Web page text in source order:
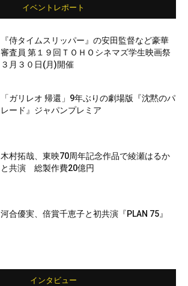
イベントレポート
『侍タイムスリッパー』の安田監督など豪華
審査員 第１９回ＴＯＨＯシネマズ学生映画祭
３月３０日(月)開催
「ガリレオ 帰還」9年ぶりの劇場版『沈黙のパ
レード』ジャパンプレミア
木村拓哉、東映70周年記念作品で綾瀬はるか
と共演 総製作費20億円
河合優実、倍賞千恵子と初共演『PLAN 75』
インタビュー